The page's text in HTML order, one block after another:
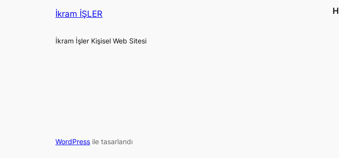
İkram İŞLER
İkram İşler Kişisel Web Sitesi
WordPress ile tasarlandı